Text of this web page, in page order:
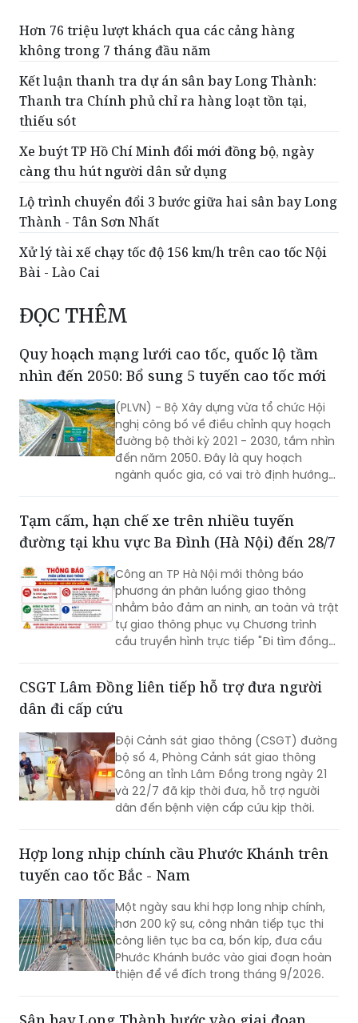
Hơn 76 triệu lượt khách qua các cảng hàng
không trong 7 tháng đầu năm
Kết luận thanh tra dự án sân bay Long Thành:
Thanh tra Chính phủ chỉ ra hàng loạt tồn tại,
thiếu sót
Xe buýt TP Hồ Chí Minh đổi mới đồng bộ, ngày
càng thu hút người dân sử dụng
Lộ trình chuyển đổi 3 bước giữa hai sân bay Long
Thành - Tân Sơn Nhất
Xử lý tài xế chạy tốc độ 156 km/h trên cao tốc Nội
Bài - Lào Cai
ĐỌC THÊM
Quy hoạch mạng lưới cao tốc, quốc lộ tầm
nhìn đến 2050: Bổ sung 5 tuyến cao tốc mới
(PLVN) - Bộ Xây dựng vừa tổ chức Hội
nghị công bố về điều chỉnh quy hoạch
đường bộ thời kỳ 2021 - 2030, tầm nhìn
đến năm 2050. Đây là quy hoạch
ngành quốc gia, có vai trò định hướng
huy động nguồn lực đầu tư, tăng
cường liên kết vùng và kết nối các
cảng biển, cảng hàng không cùng các
đầu mối giao thông quan trọng.
Tạm cấm, hạn chế xe trên nhiều tuyến
đường tại khu vực Ba Đình (Hà Nội) đến 28/7
Công an TP Hà Nội mới thông báo
phương án phân luồng giao thông
nhằm bảo đảm an ninh, an toàn và trật
tự giao thông phục vụ Chương trình
cầu truyền hình trực tiếp "Đi tìm đồng
Anh hùng liệt sĩ, phường Ba Đình.
CSGT Lâm Đồng liên tiếp hỗ trợ đưa người
dân đi cấp cứu
Đội Cảnh sát giao thông (CSGT) đường
bộ số 4, Phòng Cảnh sát giao thông
Công an tỉnh Lâm Đồng trong ngày 21
và 22/7 đã kịp thời đưa, hỗ trợ người
dân đến bệnh viện cấp cứu kịp thời.
Hợp long nhịp chính cầu Phước Khánh trên
tuyến cao tốc Bắc - Nam
Một ngày sau khi hợp long nhịp chính,
hơn 200 kỹ sư, công nhân tiếp tục thi
công liên tục ba ca, bốn kíp, đưa cầu
Phước Khánh bước vào giai đoạn hoàn
thiện để về đích trong tháng 9/2026.